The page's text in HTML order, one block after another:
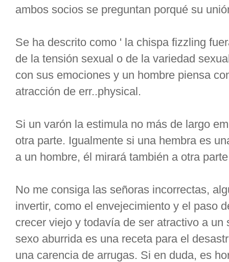
ambos socios se preguntan porqué su
Se ha descrito como ' la chispa fizzling
de la tensión sexual o de la variedad
con sus emociones y un hombre piensa
atracción de err..physical.
Si un varón la estimula no más de largo
otra parte. Igualmente si una hembra es
a un hombre, él mirará también a otra
No me consiga las señoras incorrectas,
invertir, como el envejecimiento y el paso
crecer viejo y todavía de ser atractivo a
sexo aburrida es una receta para el
una carencia de arrugas. Si en duda, es